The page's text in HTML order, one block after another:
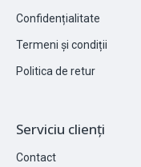
Confidențialitate
Termeni și condiții
Politica de retur
Serviciu clienți
Contact